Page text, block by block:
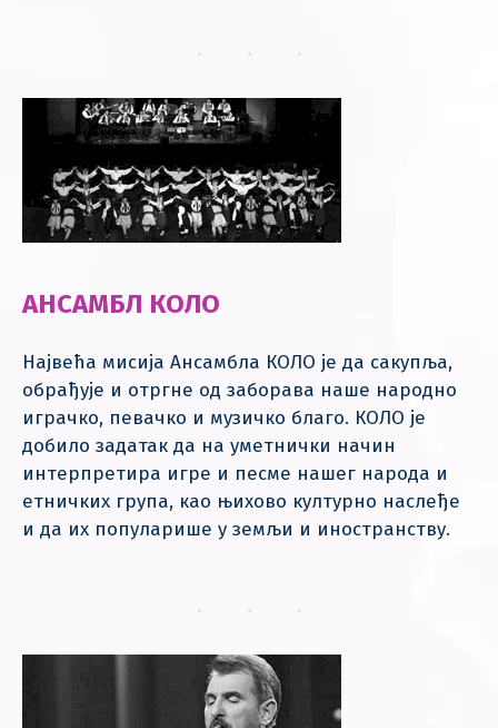
АНСАМБЛ КОЛО
Највећа мисија Ансамбла КОЛО је да сакупља,
обрађује и отргне од заборава наше народно
играчко, певачко и музичко благо. КОЛО је
добило задатак да на уметнички начин
интерпретира игре и песме нашег народа и
етничких група, као њихово културно наслеђе
и да их популарише у земљи и иностранству.